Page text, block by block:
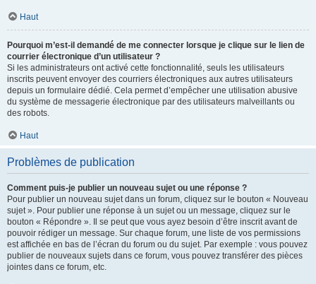
Haut
Pourquoi m’est-il demandé de me connecter lorsque je clique sur le lien de
courrier électronique d’un utilisateur ?
Si les administrateurs ont activé cette fonctionnalité, seuls les utilisateurs
inscrits peuvent envoyer des courriers électroniques aux autres utilisateurs
depuis un formulaire dédié. Cela permet d’empêcher une utilisation abusive
du système de messagerie électronique par des utilisateurs malveillants ou
des robots.
Haut
Problèmes de publication
Comment puis-je publier un nouveau sujet ou une réponse ?
Pour publier un nouveau sujet dans un forum, cliquez sur le bouton « Nouveau
sujet ». Pour publier une réponse à un sujet ou un message, cliquez sur le
bouton « Répondre ». Il se peut que vous ayez besoin d’être inscrit avant de
pouvoir rédiger un message. Sur chaque forum, une liste de vos permissions
est affichée en bas de l’écran du forum ou du sujet. Par exemple : vous pouvez
publier de nouveaux sujets dans ce forum, vous pouvez transférer des pièces
jointes dans ce forum, etc.